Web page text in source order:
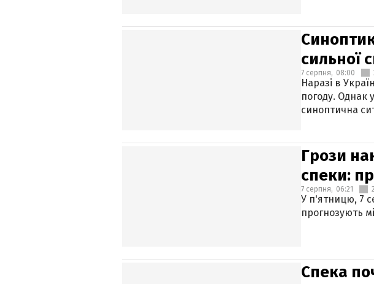
сильної
7 серпня, 08:00
Наразі в
погоду. Однак
синоптична
Грози
спеки:
7 серпня, 06:21
У п'ятницю, 7
прогнозують
Спека